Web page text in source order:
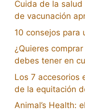
Cuida de la
de vacunación
10 consejos para
¿Quieres
debes tener en
Los 7 accesorios
de la equitación
Animal’s Health: